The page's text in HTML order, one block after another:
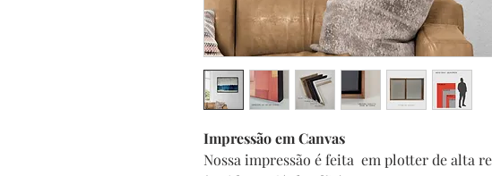
Impressão em Canvas
Nossa impressão é feita em plotter de alta